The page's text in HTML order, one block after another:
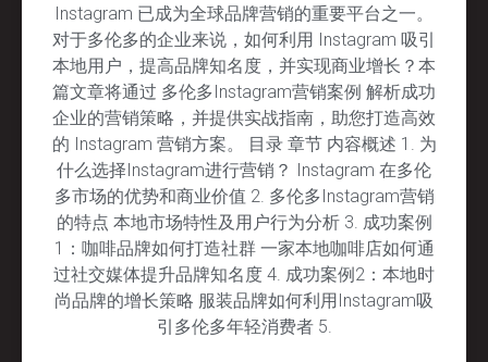
Instagram 已成为全球品牌营销的重要平台之一。
对于多伦多的企业来说，如何利用 Instagram 吸引
本地用户，提高品牌知名度，并实现商业增长？本
篇文章将通过 多伦多Instagram营销案例 解析成功
企业的营销策略，并提供实战指南，助您打造高效
的 Instagram 营销方案。 目录 章节 内容概述 1. 为
什么选择Instagram进行营销？ Instagram 在多伦
多市场的优势和商业价值 2. 多伦多Instagram营销
的特点 本地市场特性及用户行为分析 3. 成功案例
1：咖啡品牌如何打造社群 一家本地咖啡店如何通
过社交媒体提升品牌知名度 4. 成功案例2：本地时
尚品牌的增长策略 服装品牌如何利用Instagram吸
引多伦多年轻消费者 5.